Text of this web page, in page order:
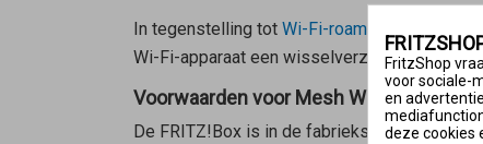
In tegenstelling tot Wi-Fi-roaming wordt bij
Wi-Fi-apparaat een wisselverzoek stuurt.
Voorwaarden voor Mesh Wi-Fi steering
De FRITZ!Box is in de fabrieksinstellingen
FritzShop
voor sociale-
en
deze cookies